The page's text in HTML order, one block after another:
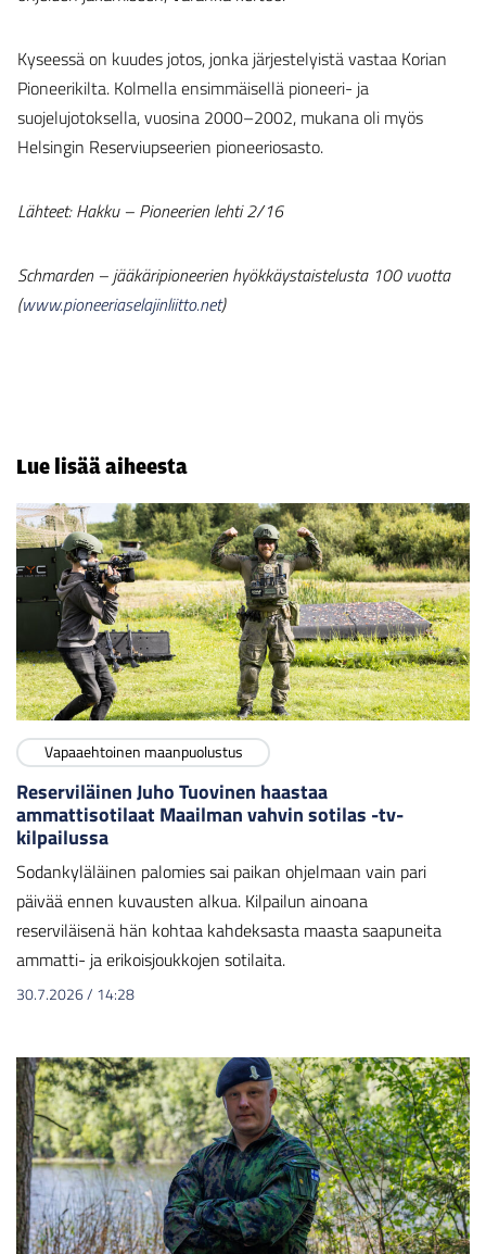
Kyseessä on kuudes jotos, jonka järjestelyistä vastaa Korian
Pioneerikilta. Kolmella ensimmäisellä pioneeri- ja
suojelujotoksella, vuosina 2000–2002, mukana oli myös
Helsingin Reserviupseerien pioneeriosasto.
Lähteet: Hakku – Pioneerien lehti 2/16
Schmarden – jääkäripioneerien hyökkäystaistelusta 100 vuotta
(www.pioneeriaselajinliitto.net)
Lue lisää aiheesta
Vapaaehtoinen maanpuolustus
Reserviläinen Juho Tuovinen haastaa
ammattisotilaat Maailman vahvin sotilas -tv-
kilpailussa
Sodankyläläinen palomies sai paikan ohjelmaan vain pari
päivää ennen kuvausten alkua. Kilpailun ainoana
reserviläisenä hän kohtaa kahdeksasta maasta saapuneita
ammatti- ja erikoisjoukkojen sotilaita.
30.7.2026/ 14:28